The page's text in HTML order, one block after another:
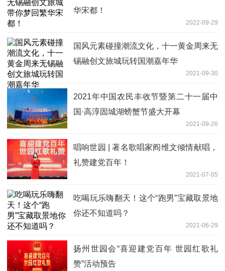
华宋都！
2022-09-29
国风元素碰撞潮流文化，十一黄金周来无
锡融创文旅城玩转国潮嘉年华
2021-09-30
2021年中国农民丰收节暨第二十一届中
国·高淳固城湖螃蟹节盛大开幕
2021-09-26
唱响世园 | 著名歌唱家阎维文倾情献唱，
礼赞建党百年！
2021-07-05
吃喝玩乐嗨翻天！这个“跑男”宝藏取景地
你还不知道吗？
2021-06-29
扬州世园会“喜迎建党百年 世园红歌礼
赞”活动预告